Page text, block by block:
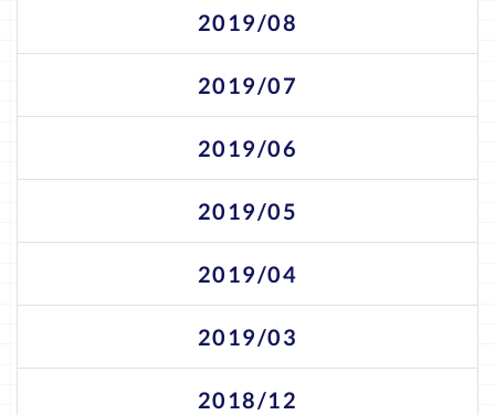
2019/08
2019/07
2019/06
2019/05
2019/04
2019/03
2018/12